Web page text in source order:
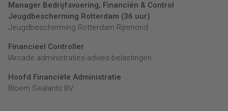
Manager Bedrijfsvoering, Financiën & Control
Jeugdbescherming Rotterdam (36 uur)
Jeugdbescherming Rotterdam Rijnmond
Financieel Controller
lArcade administraties-advies-belastingen
Hoofd Financiële Administratie
Bloem Sealants BV